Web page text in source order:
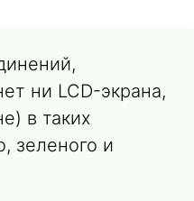
ни LCD-экрана,
в таких
зеленого и